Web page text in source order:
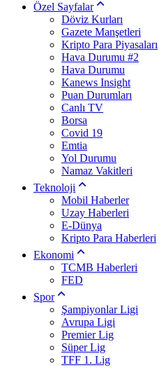
Özel Sayfalar
Döviz Kurları
Gazete Manşetleri
Kripto Para Piyasaları
Hava Durumu #2
Hava Durumu
Kanews Insight
Puan Durumları
Canlı TV
Borsa
Covid 19
Emtia
Yol Durumu
Namaz Vakitleri
Teknoloji
Mobil Haberler
Uzay Haberleri
E-Dünya
Kripto Para Haberleri
Ekonomi
TCMB Haberleri
FED
Spor
Şampiyonlar Ligi
Avrupa Ligi
Premier Lig
Süper Lig
TFF 1. Lig